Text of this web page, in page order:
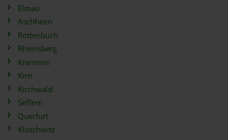
Elmau
Aschheim
Rottenbuch
Rheinsberg
Kremmin
Kirn
Kirchwald
Seffern
Querfurt
Kloschwitz